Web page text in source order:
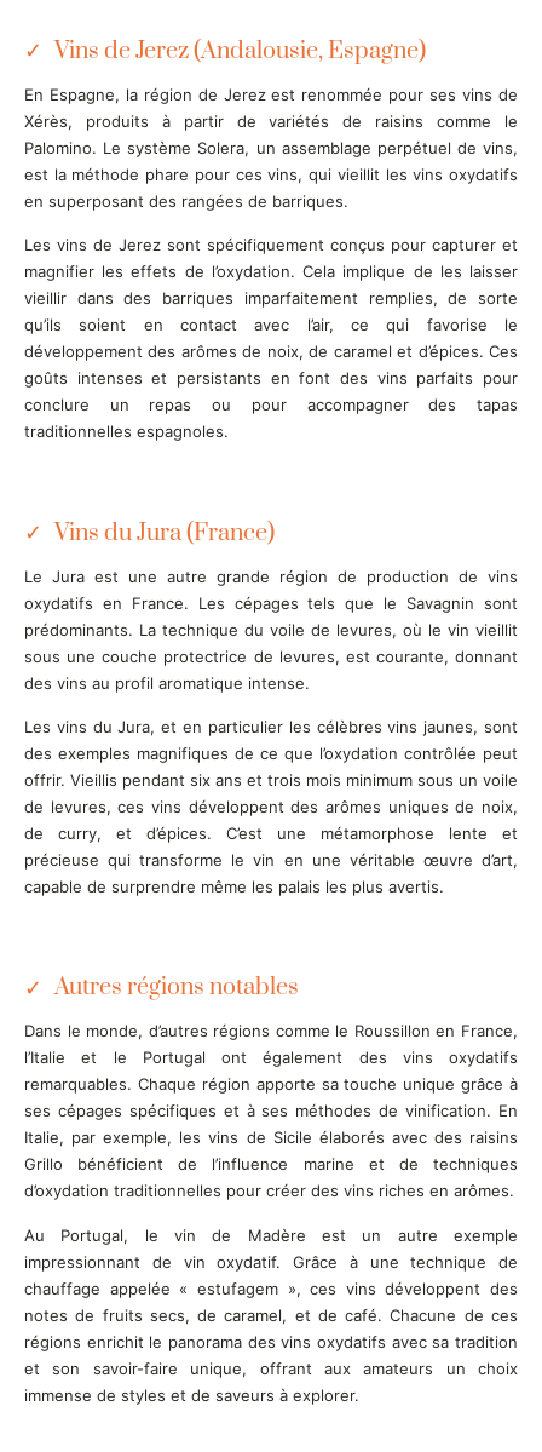
Vins de Jerez (Andalousie, Espagne)
En Espagne, la région de Jerez est renommée pour ses vins de
Xérès, produits à partir de variétés de raisins comme le
Palomino. Le système Solera, un assemblage perpétuel de vins,
est la méthode phare pour ces vins, qui vieillit les vins oxydatifs
en superposant des rangées de barriques.
Les vins de Jerez sont spécifiquement conçus pour capturer et
magnifier les effets de l’oxydation. Cela implique de les laisser
vieillir dans des barriques imparfaitement remplies, de sorte
qu’ils soient en contact avec l’air, ce qui favorise le
développement des arômes de noix, de caramel et d’épices. Ces
goûts intenses et persistants en font des vins parfaits pour
conclure un repas ou pour accompagner des tapas
traditionnelles espagnoles.
Vins du Jura (France)
Le Jura est une autre grande région de production de vins
oxydatifs en France. Les cépages tels que le Savagnin sont
prédominants. La technique du voile de levures, où le vin vieillit
sous une couche protectrice de levures, est courante, donnant
des vins au profil aromatique intense.
Les vins du Jura, et en particulier les célèbres vins jaunes, sont
des exemples magnifiques de ce que l’oxydation contrôlée peut
offrir. Vieillis pendant six ans et trois mois minimum sous un voile
de levures, ces vins développent des arômes uniques de noix,
de curry, et d’épices. C’est une métamorphose lente et
précieuse qui transforme le vin en une véritable œuvre d’art,
capable de surprendre même les palais les plus avertis.
Autres régions notables
Dans le monde, d’autres régions comme le Roussillon en France,
l’Italie et le Portugal ont également des vins oxydatifs
remarquables. Chaque région apporte sa touche unique grâce à
ses cépages spécifiques et à ses méthodes de vinification. En
Italie, par exemple, les vins de Sicile élaborés avec des raisins
Grillo bénéficient de l’influence marine et de techniques
d’oxydation traditionnelles pour créer des vins riches en arômes.
Au Portugal, le vin de Madère est un autre exemple
impressionnant de vin oxydatif. Grâce à une technique de
chauffage appelée « estufagem », ces vins développent des
notes de fruits secs, de caramel, et de café. Chacune de ces
régions enrichit le panorama des vins oxydatifs avec sa tradition
et son savoir-faire unique, offrant aux amateurs un choix
immense de styles et de saveurs à explorer.